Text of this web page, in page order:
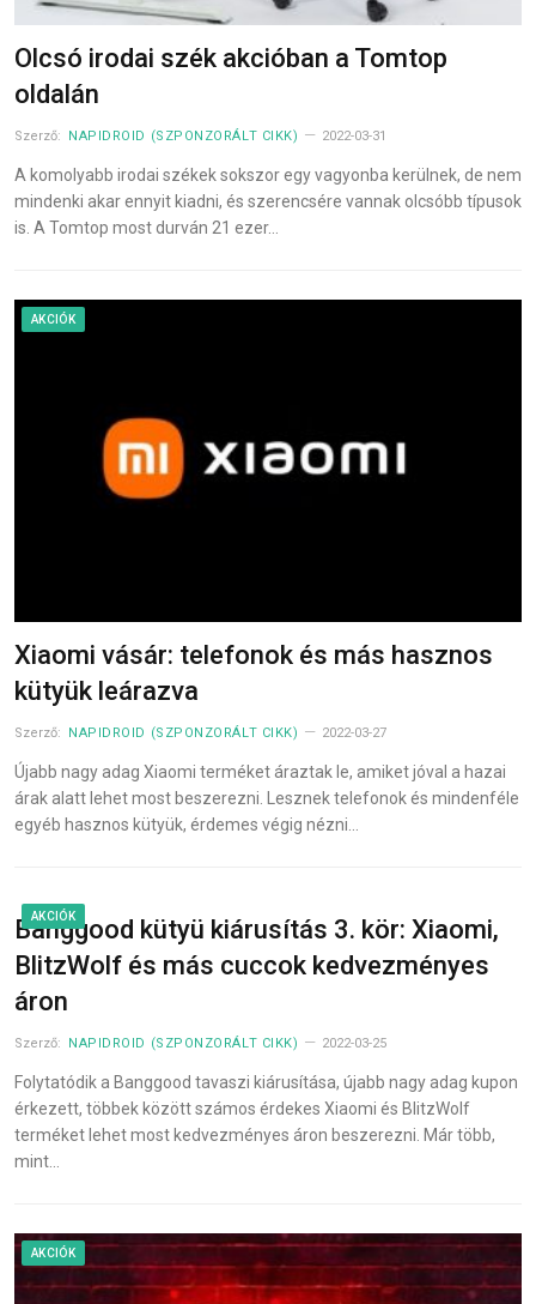
Olcsó irodai szék akcióban a Tomtop
oldalán
Szerző: NAPIDROID (SZPONZORÁLT CIKK) 2022-03-31
A komolyabb irodai székek sokszor egy vagyonba kerülnek, de nem
mindenki akar ennyit kiadni, és szerencsére vannak olcsóbb típusok
is. A Tomtop most durván 21 ezer…
AKCIÓK
Xiaomi vásár: telefonok és más hasznos
kütyük leárazva
Szerző: NAPIDROID (SZPONZORÁLT CIKK) 2022-03-27
Újabb nagy adag Xiaomi terméket áraztak le, amiket jóval a hazai
árak alatt lehet most beszerezni. Lesznek telefonok és mindenféle
egyéb hasznos kütyük, érdemes végig nézni…
AKCIÓK
Banggood kütyü kiárusítás 3. kör: Xiaomi,
BlitzWolf és más cuccok kedvezményes
áron
Szerző: NAPIDROID (SZPONZORÁLT CIKK) 2022-03-25
Folytatódik a Banggood tavaszi kiárusítása, újabb nagy adag kupon
érkezett, többek között számos érdekes Xiaomi és BlitzWolf
terméket lehet most kedvezményes áron beszerezni. Már több,
mint…
AKCIÓK